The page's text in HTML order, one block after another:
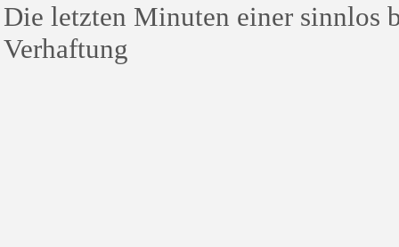
Die letzten Minuten einer sinnlos
Verhaftung